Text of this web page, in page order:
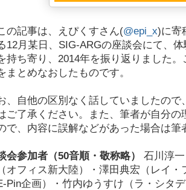
の記事は、えぴくすさん(@epi_x)に寄
12月某日、SIG-ARGの座談会にて、
持ち寄り、2014年を振り返りました
まとめなおしたものです。
、自他の区別なく話していましたの
ご了承ください。また、筆者が自分
で、内容に誤解などがあった場合は筆
会参加者（50音順・敬称略）
石川淳
オフィス新大陸）・澤田典宏（レイ
Pin企画）・竹内ゆうすけ（ラ・シタ